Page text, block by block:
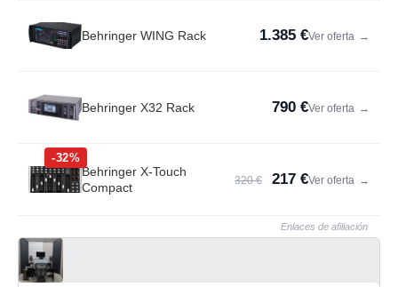
Behringer WING Rack 1.385 €Ver oferta →
Behringer X32 Rack 790 €Ver oferta →
-32%
Behringer X-Touch
Compact
320 € 217 €Ver oferta →
Enlaces de afiliación